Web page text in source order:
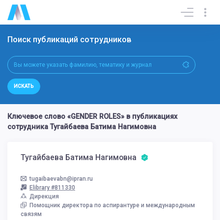
Поиск публикаций сотрудников
ИСКАТЬ
Ключевое слово «GENDER ROLES» в публикациях
сотрудника Тугайбаева Батима Нагимовна
Тугайбаева Батима Нагимовна
tugaibaevabn@ipran.ru
Elibrary #811330
Дирекция
Помощник директора по аспирантуре и международным
связям